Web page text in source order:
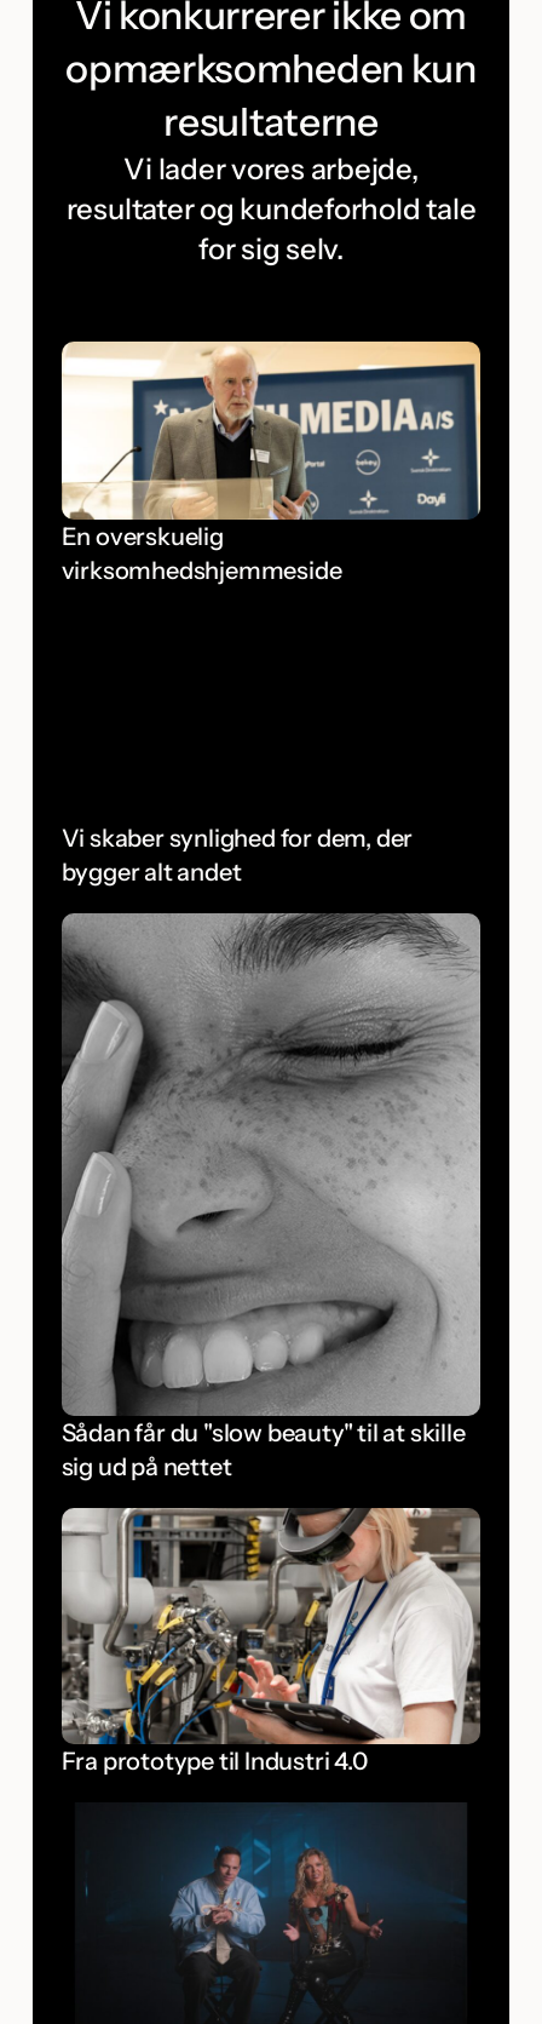
Vi konkurrerer ikke om
opmærksomheden kun
resultaterne
Vi lader vores arbejde,
resultater og kundeforhold tale
for sig selv.
En overskuelig
virksomhedshjemmeside
Vi skaber synlighed for dem, der
bygger alt andet
Sådan får du "slow beauty" til at skille
sig ud på nettet
Fra prototype til Industri 4.0